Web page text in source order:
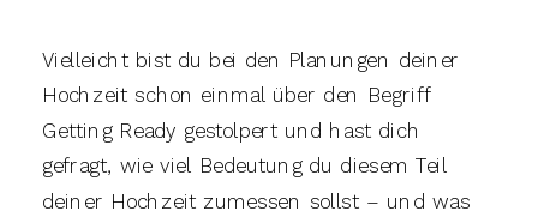
Vielleicht bist du bei den Planungen deiner
Hochzeit schon einmal über den Begriff
Getting Ready gestolpert und hast dich
gefragt, wie viel Bedeutung du diesem Teil
deiner Hochzeit zumessen sollst – und was